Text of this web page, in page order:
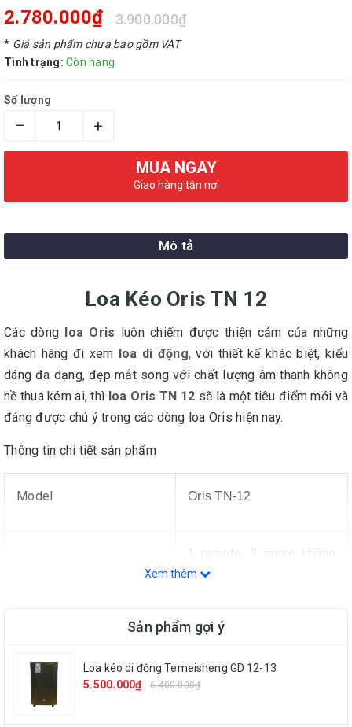
2.780.000₫ 3.900.000₫
* Giá sản phẩm chưa bao gồm VAT
Tình trạng: Còn hang
Số lượng
– +
MUA NGAY
Giao hàng tận nơi
Mô tả
Loa Kéo Oris TN 12
Các dòng loa Oris luôn chiếm được thiện cảm của những
khách hàng đi xem loa di động, với thiết kế khác biệt, kiểu
dáng đa dạng, đẹp mắt song với chất lượng âm thanh không
hề thua kém ai, thì loa Oris TN 12 sẽ là một tiêu điểm mới và
đáng được chú ý trong các dòng loa Oris hiện nay.
Thông tin chi tiết sản phẩm
Model Oris TN-12
1 remote, 2 micro không
dây
200W
Bass 30cm
Xem thêm
Sản phẩm gợi ý
Loa kéo di động Temeisheng GD 12-13
5.500.000₫
6.400.000₫